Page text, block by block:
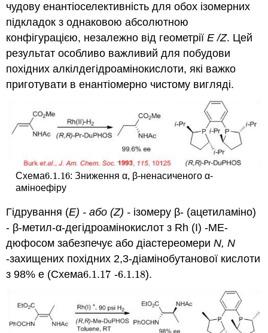
чудову енантіоселективність для обох ізомерних
підкладок з однаковою абсолютною
конфігурацією, незалежно від геометріїE /Z. Цей
результат особливо важливий для побудови
похідних алкілдегідроамінокислоти, які важко
приготувати в енантіомерно чистому вигляді.
Схема6.1.16
6.1.16: Зниження α, β-ненасиченого α-
аміноефіру
Гідрування (Е) - або (Z) - ізомеру β- (ацетиламіно)
- β-метил-α-дегідроамінокислот з Rh (I) -ME-
дюфосом забезпечує або діастереомериN,N
-захищених похідних 2,3-діамінобутанової кислоти
з 98% е (Схема6.1.17
6.1.17 -6.1.18
6.1.18).